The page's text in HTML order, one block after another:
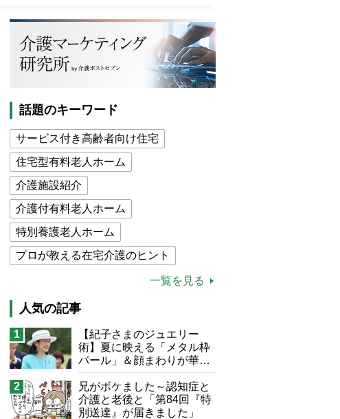
話題のキーワード
サービス付き高齢者向け住宅
住宅型有料老人ホーム
介護施設紹介
介護付有料老人ホーム
特別養護老人ホーム
プロが教える在宅介護のヒント
介護食
高木ブー
ケアマネジャー
猫が母になつきません
息子の遠距離介護サバイバル術
兄がボケました
便利なサービス
予防法
一覧を見る
人気の記事
1
【紀子さまのジュエリー
術】夏に映える「メタル枠
パール」＆顔まわりが華や
ぐ「揺れる一粒」の使い分
け方
2
兄がボケました～認知症と
介護と老後と「第84回『特
別送達』が届きました」